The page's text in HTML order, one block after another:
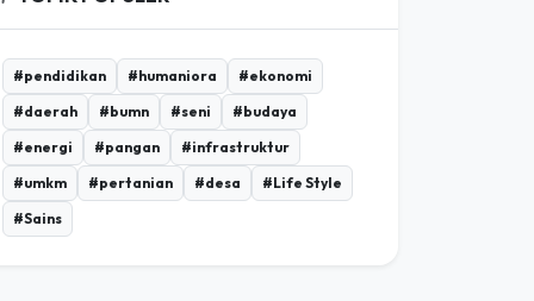
#pendidikan #humaniora
#ekonomi
#daerah
#bumn #seni
#budaya
#energi
#pangan
#infrastruktur
#umkm
#pertanian #desa
#Life Style
#Sains